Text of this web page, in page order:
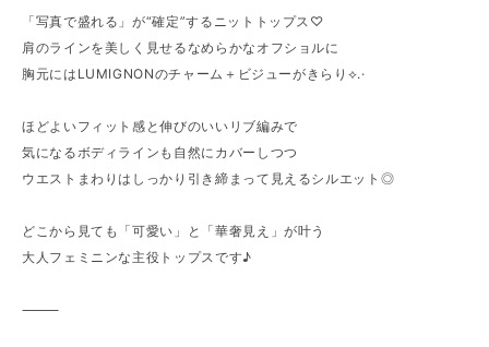
「写真で盛れる」が“確定”するニットトップス♡
肩のラインを美しく見せるなめらかなオフショルに
胸元にはLUMIGNONのチャーム＋ビジューがきらり⟡.·
ほどよいフィット感と伸びのいいリブ編みで
気になるボディラインも自然にカバーしつつ
ウエストまわりはしっかり引き締まって見えるシルエット◎
どこから見ても「可愛い」と「華奢見え」が叶う
大人フェミニンな主役トップスです♪
⸻